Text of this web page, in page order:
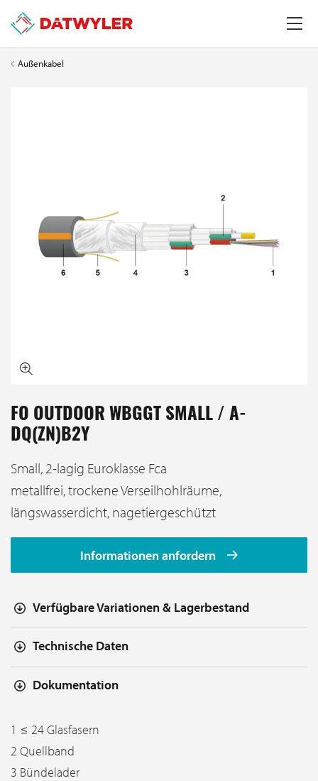
Außenkabel
FO OUTDOOR WBGGT SMALL / A-
DQ(ZN)B2Y
Small, 2-lagig Euroklasse Fca
metallfrei, trockene Verseilhohlräume,
längswasserdicht, nagetiergeschützt
Informationen anfordern
Verfügbare Variationen & Lagerbestand
Technische Daten
Dokumentation
1 ≤ 24 Glasfasern
2 Quellband
3 Bündelader